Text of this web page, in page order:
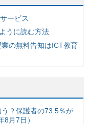
ービス
うに読む方法
の無料告知はICT教育
？保護者の73.5％が
月7日）